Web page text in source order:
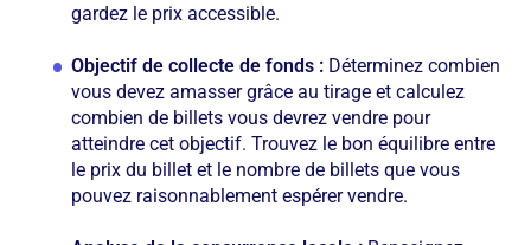
gardez le prix accessible.
Objectif de collecte de fonds : Déterminez combien
vous devez amasser grâce au tirage et calculez
combien de billets vous devrez vendre pour
atteindre cet objectif. Trouvez le bon équilibre entre
le prix du billet et le nombre de billets que vous
pouvez raisonnablement espérer vendre.